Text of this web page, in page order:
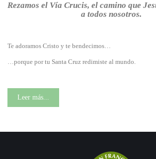
Rezamos el Vía Crucis, el camino que
a todos nosotros.
Te adoramos Cristo y te bendecimos…
…porque por tu Santa Cruz redimiste al mundo.
Leer más...